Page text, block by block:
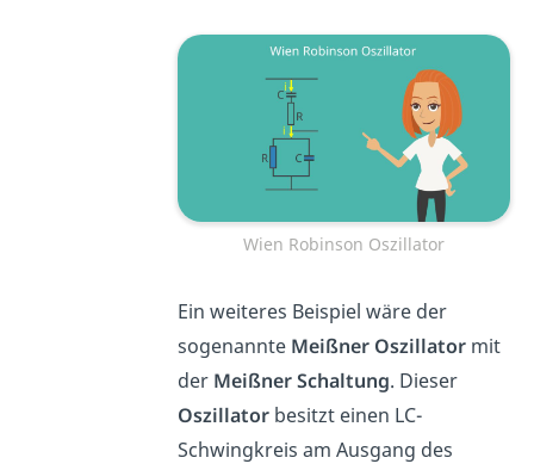
Wien Robinson Oszillator
Ein weiteres Beispiel wäre der
sogenannte Meißner Oszillatormit
der Meißner Schaltung. Dieser
Oszillatorbesitzt einen LC-
Schwingkreis am Ausgang des